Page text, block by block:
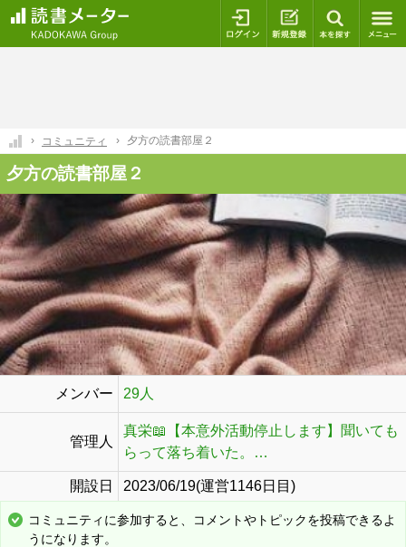
ログイン 新規登録
コミュニティ 夕方の読書部屋２
夕方の読書部屋２
メンバー 29人
管理人
真栄📖【本意外活動停止します】聞いても
らって落ち着いた。…
開設日 2023/06/19(運営1146日目)
コミュニティに参加すると、コメントやトピックを投稿できるよ
うになります。